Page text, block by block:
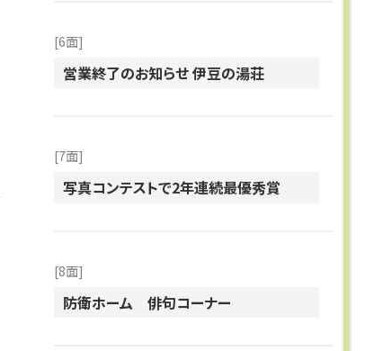
[6面]
営業終了のお知らせ 伊豆の湯荘
[7面]
写真コンテストで2年連続最優秀賞
[8面]
防衛ホーム 俳句コーナー